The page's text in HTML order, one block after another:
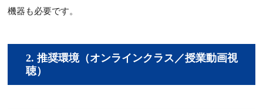
機器も必要です。
2. 推奨環境（オンラインクラス／授業動画視
聴）